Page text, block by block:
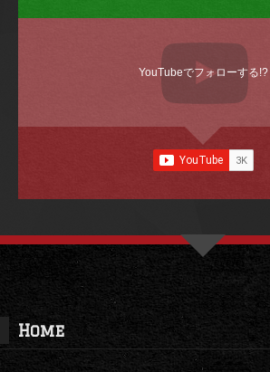
YouTubeでフォローする!?
Home